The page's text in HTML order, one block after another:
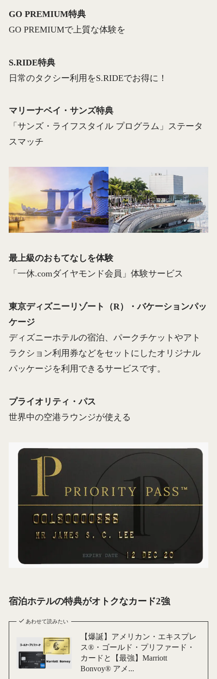
GO PREMIUM特典
GO PREMIUMで上質な体験を
S.RIDE特典
日常のタクシー利用をS.RIDEでお得に！
マリーナベイ・サンズ特典
「サンズ・ライフスタイル プログラム」ステータ
スマッチ
最上級のおもてなしを体験
「一休.comダイヤモンド会員」体験サービス
東京ディズニーリゾート（R）・バケーションパッ
ケージ
ディズニーホテルの宿泊、パークチケットやアト
ラクション利用券などをセットにしたオリジナル
パッケージを利用できるサービスです。
プライオリティ・パス
世界中の空港ラウンジが使える
宿泊ホテルの特典がオトクなカード2強
あわせて読みたい
【爆誕】アメリカン・エキスプレ
ス®・ゴールド・プリファード・
カードと【最強】Marriott
Bonvoy® アメ...